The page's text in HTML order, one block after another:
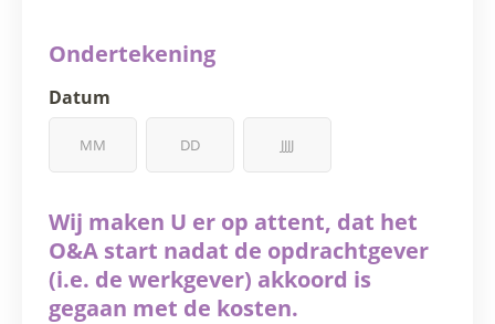
Ondertekening
Datum
Wij maken U er op attent, dat het
O&A start nadat de opdrachtgever
(i.e. de werkgever) akkoord is
gegaan met de kosten.